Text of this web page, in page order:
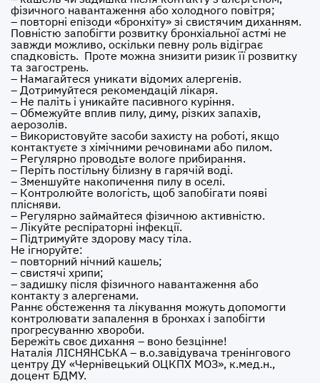
фізичного навантаження або холодного повітря;
– повторні епізоди «бронхіту» зі свистячим диханням.
Повністю запобігти розвитку бронхіальної астмі не
завжди можливо, оскільки певну роль відіграє
спадковість. Проте можна знизити ризик її розвитку
та загострень.
– Намагайтеся уникати відомих алергенів.
– Дотримуйтеся рекомендацій лікаря.
– Не паліть і уникайте пасивного куріння.
– Обмежуйте вплив пилу, диму, різких запахів,
аерозолів.
– Використовуйте засоби захисту на роботі, якщо
контактуєте з хімічними речовинами або пилом.
– Регулярно проводьте вологе прибирання.
– Періть постільну білизну в гарячій воді.
– Зменшуйте накопичення пилу в оселі.
– Контролюйте вологість, щоб запобігати появі
плісняви.
– Регулярно займайтеся фізичною активністю.
– Лікуйте респіраторні інфекції.
– Підтримуйте здорову масу тіла.
Не ігноруйте:
– повторний нічний кашель;
– свистячі хрипи;
– задишку після фізичного навантаження або
контакту з алергенами.
Раннє обстеження та лікування можуть допомогти
контролювати запалення в бронхах і запобігти
прогресуванню хвороби.
Бережіть своє дихання – воно безцінне!
Наталія ЛІСНЯНСЬКА – в.о.завідувача тренінгового
центру ДУ «Чернівецький ОЦКПХ МОЗ», к.мед.н.,
доцент БДМУ.